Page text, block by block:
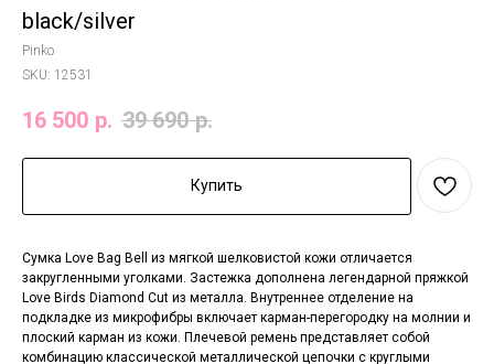
black/silver
Pinko
SKU: 12531
16 500 р. 39 690 р.
Купить
Сумка Love Bag Bell из мягкой шелковистой кожи отличается
закругленными уголками. Застежка дополнена легендарной пряжкой
Love Birds Diamond Cut из металла. Внутреннее отделение на
подкладке из микрофибры включает карман-перегородку на молнии и
плоский карман из кожи. Плечевой ремень представляет собой
комбинацию классической металлической цепочки с круглыми